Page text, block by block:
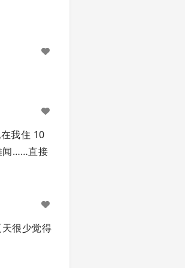
我住 10
闻……直接
很少觉得